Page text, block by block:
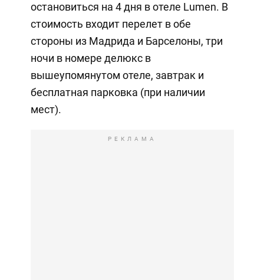
остановиться на 4 дня в отеле Lumen. В
стоимость входит перелет в обе
стороны из Мадрида и Барселоны, три
ночи в номере делюкс в
вышеупомянутом отеле, завтрак и
бесплатная парковка (при наличии
мест).
РЕКЛАМА